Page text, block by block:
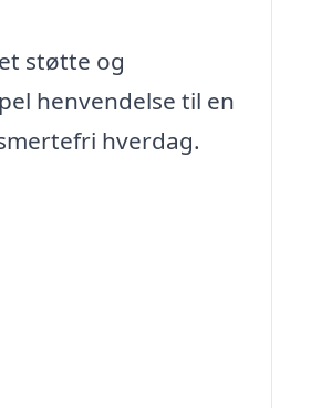
støtte og
henvendelse til en
hverdag.